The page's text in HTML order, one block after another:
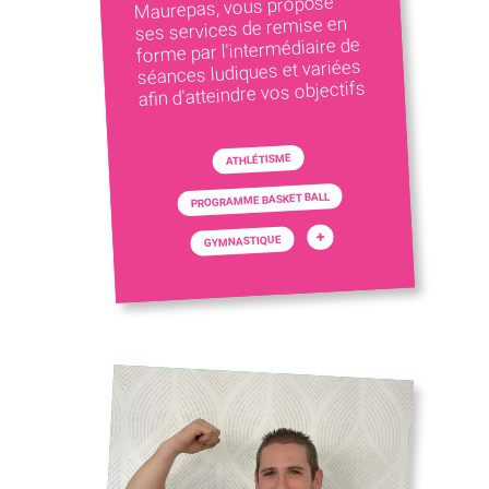
Maurepas, vous propose
ses services de remise en
forme par l'intermédiaire de
séances ludiques et variées
afin d'atteindre vos objectifs
ATHLÉTISME
PROGRAMME BASKET BALL
GYMNASTIQUE +